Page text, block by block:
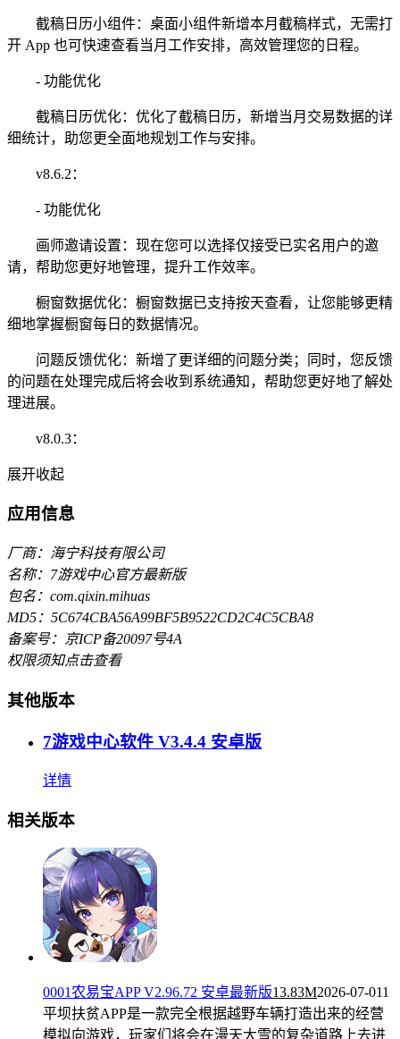
截稿日历小组件：桌面小组件新增本月截稿样式，无需打
开 App 也可快速查看当月工作安排，高效管理您的日程。
- 功能优化
截稿日历优化：优化了截稿日历，新增当月交易数据的详
细统计，助您更全面地规划工作与安排。
v8.6.2：
- 功能优化
画师邀请设置：现在您可以选择仅接受已实名用户的邀
请，帮助您更好地管理，提升工作效率。
橱窗数据优化：橱窗数据已支持按天查看，让您能够更精
细地掌握橱窗每日的数据情况。
问题反馈优化：新增了更详细的问题分类；同时，您反馈
的问题在处理完成后将会收到系统通知，帮助您更好地了解处
理进展。
v8.0.3：
展开收起
应用信息
厂商：海宁科技有限公司
名称：7游戏中心官方最新版
包名：com.qixin.mihuas
MD5：5C674CBA56A99BF5B9522CD2C4C5CBA8
备案号：京ICP备20097号4A
权限须知点击查看
其他版本
7游戏中心软件 V3.4.4 安卓版
详情
相关版本
0001农易宝APP V2.96.72 安卓最新版13.83M2026-07-011
平坝扶贫APP是一款完全根据越野车辆打造出来的经营
模拟向游戏，玩家们将会在漫天大雪的复杂道路上去进